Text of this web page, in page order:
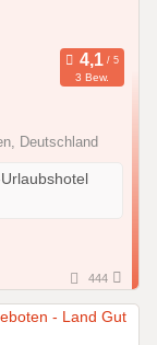
3 Bew.
Deutschland
444